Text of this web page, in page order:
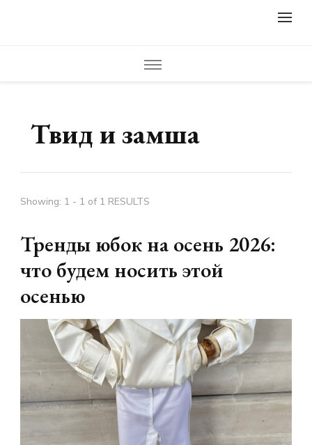
Женский журнал LifeStyleWomens — читать женский сайт
модная одежда, модный дизайн ногтей, маникюр, педикюр,
Твид и замша
Showing: 1 - 1 of 1 RESULTS
Тренды юбок на осень 2026:
что будем носить этой
осенью